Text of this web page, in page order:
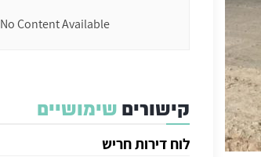
No Content Available
קישורים שימושיים
לוח דירות חריש